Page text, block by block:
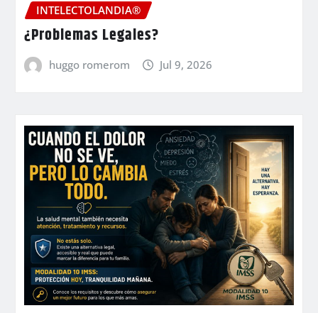
INTELECTOLANDIA®
¿Problemas Legales?
huggo romerom Jul 9, 2026